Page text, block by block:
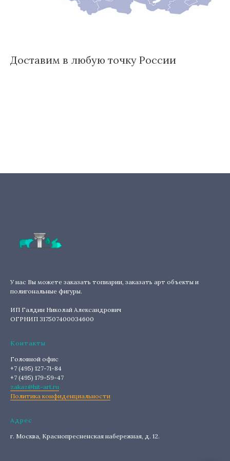
Доставим в любую точку России
У нас Вы можете заказать топиарии, заказать арт объекты и
полигональные фигуры.
ИП Галдин Николай Александрович
ОГРНИП 317507400034600
Контакты
Головной офис
+7 (495) 127-71-84
+7 (495) 179-59-47
zakaz@hit-art.ru
Политика конфиденциальности
Адрес
г. Москва, Краснопресненская набережная, д. 12.